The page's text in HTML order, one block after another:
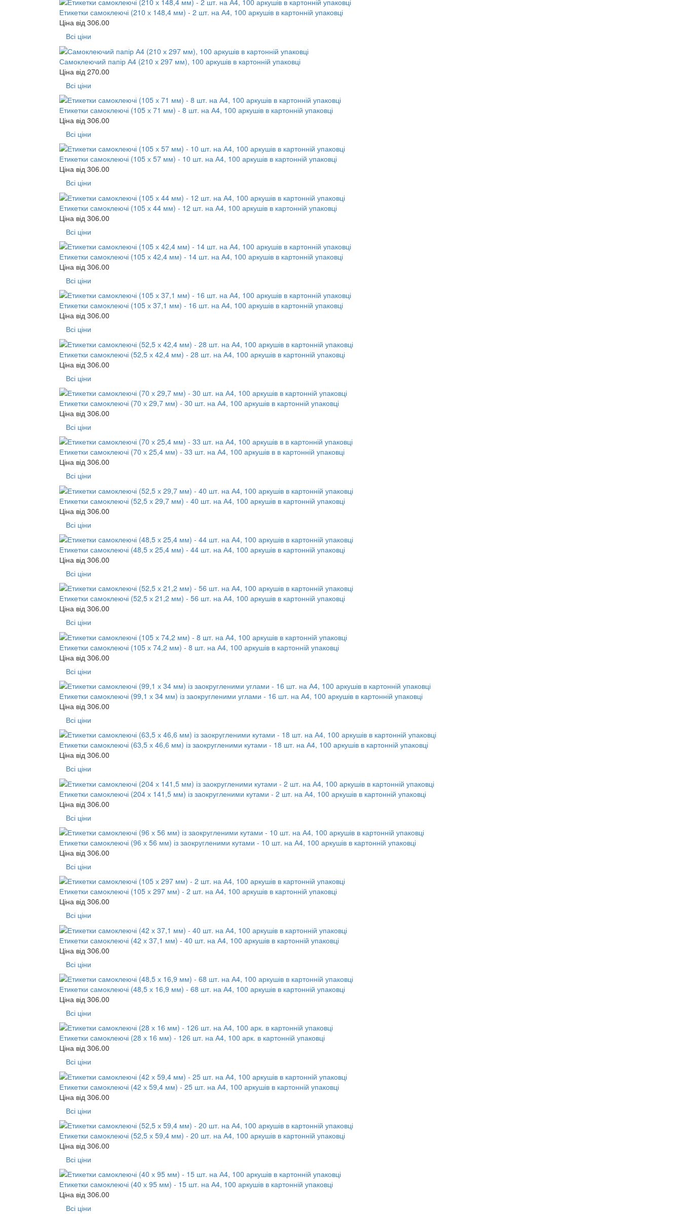
Етикетки самоклеючі (210 х 148,4 мм) - 2 шт. на А4, 100 аркушів в картонній упаковці
Ціна від 306.00
Всі ціни
Самоклеючий папір А4 (210 х 297 мм), 100 аркушів в картонній упаковці
Ціна від 270.00
Всі ціни
Етикетки самоклеючі (105 х 71 мм) - 8 шт. на А4, 100 аркушів в картонній упаковці
Ціна від 306.00
Всі ціни
Етикетки самоклеючі (105 х 57 мм) - 10 шт. на А4, 100 аркушів в картонній упаковці
Ціна від 306.00
Всі ціни
Етикетки самоклеючі (105 х 44 мм) - 12 шт. на А4, 100 аркушів в картонній упаковці
Ціна від 306.00
Всі ціни
Етикетки самоклеючі (105 х 42,4 мм) - 14 шт. на А4, 100 аркушів в картонній упаковці
Ціна від 306.00
Всі ціни
Етикетки самоклеючі (105 х 37,1 мм) - 16 шт. на А4, 100 аркушів в картонній упаковці
Ціна від 306.00
Всі ціни
Етикетки самоклеючі (52,5 х 42,4 мм) - 28 шт. на А4, 100 аркушів в картонній упаковці
Ціна від 306.00
Всі ціни
Етикетки самоклеючі (70 х 29,7 мм) - 30 шт. на А4, 100 аркушів в картонній упаковці
Ціна від 306.00
Всі ціни
Етикетки самоклеючі (70 х 25,4 мм) - 33 шт. на А4, 100 аркушів в в картонній упаковці
Ціна від 306.00
Всі ціни
Етикетки самоклеючі (52,5 х 29,7 мм) - 40 шт. на А4, 100 аркушів в картонній упаковці
Ціна від 306.00
Всі ціни
Етикетки самоклеючі (48,5 х 25,4 мм) - 44 шт. на А4, 100 аркушів в картонній упаковці
Ціна від 306.00
Всі ціни
Етикетки самоклеючі (52,5 х 21,2 мм) - 56 шт. на А4, 100 аркушів в картонній упаковці
Ціна від 306.00
Всі ціни
Етикетки самоклеючі (105 х 74,2 мм) - 8 шт. на А4, 100 аркушів в картонній упаковці
Ціна від 306.00
Всі ціни
Етикетки самоклеючі (99,1 х 34 мм) із заокругленими углами - 16 шт. на А4, 100 аркушів в картонній упаковці
Ціна від 306.00
Всі ціни
Етикетки самоклеючі (63,5 х 46,6 мм) із заокругленими кутами - 18 шт. на А4, 100 аркушів в картонній упаковці
Ціна від 306.00
Всі ціни
Етикетки самоклеючі (204 х 141,5 мм) із заокругленими кутами - 2 шт. на А4, 100 аркушів в картонній упаковці
Ціна від 306.00
Всі ціни
Етикетки самоклеючі (96 х 56 мм) із заокругленими кутами - 10 шт. на А4, 100 аркушів в картонній упаковці
Ціна від 306.00
Всі ціни
Етикетки самоклеючі (105 х 297 мм) - 2 шт. на А4, 100 аркушів в картонній упаковці
Ціна від 306.00
Всі ціни
Етикетки самоклеючі (42 х 37,1 мм) - 40 шт. на А4, 100 аркушів в картонній упаковці
Ціна від 306.00
Всі ціни
Етикетки самоклеючі (48,5 х 16,9 мм) - 68 шт. на А4, 100 аркушів в картонній упаковці
Ціна від 306.00
Всі ціни
Етикетки самоклеючі (28 х 16 мм) - 126 шт. на А4, 100 арк. в картонній упаковці
Ціна від 306.00
Всі ціни
Етикетки самоклеючі (42 х 59,4 мм) - 25 шт. на А4, 100 аркушів в картонній упаковці
Ціна від 306.00
Всі ціни
Етикетки самоклеючі (52,5 х 59,4 мм) - 20 шт. на А4, 100 аркушів в картонній упаковці
Ціна від 306.00
Всі ціни
Етикетки самоклеючі (40 х 95 мм) - 15 шт. на А4, 100 аркушів в картонній упаковці
Ціна від 306.00
Всі ціни